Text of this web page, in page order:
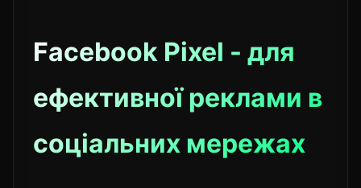
Facebook Pixel - для
ефективної реклами в
соціальних мережах